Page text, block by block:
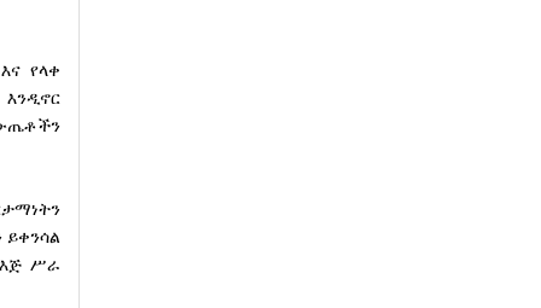
የላቀ
ሥራ